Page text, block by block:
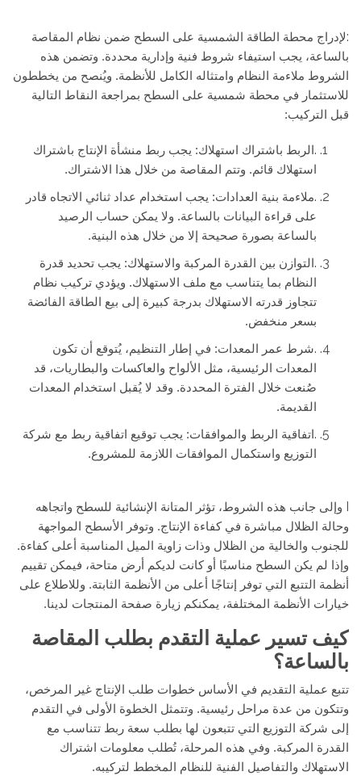
:لإدراج محطة الطاقة الشمسية على السطح ضمن نظام المقاصة
بالساعة، يجب استيفاء شروط فنية وإدارية محددة. وتضمن هذه
الشروط ملاءمة النظام وامتثاله الكامل للأنظمة. ويُنصح من يخططون
للاستثمار في محطة شمسية على السطح بمراجعة النقاط التالية
قبل التركيب:
. الربط باشتراك استهلاك: يجب ربط منشأة الإنتاج باشتراك
استهلاك قائم. وتتم المقاصة من خلال هذا الاشتراك.
.ملاءمة بنية العدادات: يجب استخدام عداد ثنائي الاتجاه قادر
على قراءة البيانات بالساعة. ولا يمكن حساب الرصيد
بالساعة بصورة صحيحة إلا من خلال هذه البنية.
. التوازن بين القدرة المركبة والاستهلاك: يجب تحديد قدرة
النظام بما يتناسب مع ملف الاستهلاك. ويؤدي تركيب نظام
تتجاوز قدرته الاستهلاك بدرجة كبيرة إلى بيع الطاقة الفائضة
بسعر منخفض.
.شرط عمر المعدات: في إطار التنظيم، يُتوقع أن تكون
المعدات الرئيسية، مثل الألواح والعاكسات والبطاريات، قد
صُنعت خلال الفترة المحددة. وقد لا يُقبل استخدام المعدات
القديمة.
. اتفاقية الربط والموافقات: يجب توقيع اتفاقية ربط مع شركة
التوزيع واستكمال الموافقات اللازمة للمشروع.
وإلى جانب هذه الشروط، تؤثر المتانة الإنشائية للسطح واتجاهه
وحالة الظلال مباشرة في كفاءة الإنتاج. وتوفر الأسطح المواجهة
للجنوب والخالية من الظلال وذات زاوية الميل المناسبة أعلى كفاءة.
وإذا لم يكن السطح مناسبًا أو كانت لديكم أرض متاحة، فيمكن تقييم
أنظمة التتبع التي توفر إنتاجًا أعلى من الأنظمة الثابتة. وللاطلاع على
خيارات الأنظمة المختلفة، يمكنكم زيارة صفحة المنتجات لدينا.
كيف تسير عملية التقدم بطلب المقاصة
بالساعة؟
تتبع عملية التقديم في الأساس خطوات طلب الإنتاج غير المرخص،
وتتكون من عدة مراحل رئيسية. وتتمثل الخطوة الأولى في التقدم
إلى شركة التوزيع التي تتبعون لها بطلب سعة ربط تتناسب مع
القدرة المركبة. وفي هذه المرحلة، تُطلب معلومات اشتراك
الاستهلاك والتفاصيل الفنية للنظام المخطط لتركيبه.